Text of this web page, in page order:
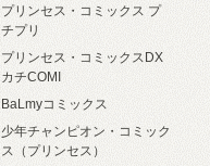
プリンセス・コミックス プ
チプリ
プリンセス・コミックスDX
カチCOMI
BaLmyコミックス
少年チャンピオン・コミック
ス（プリンセス）